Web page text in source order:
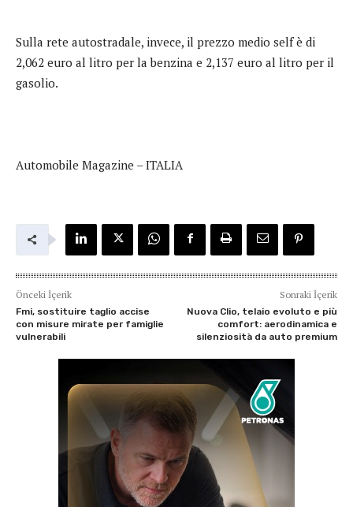
Sulla rete autostradale, invece, il prezzo medio self è di
2,062 euro al litro per la benzina e 2,137 euro al litro per il
gasolio.
Automobile Magazine – ITALIA
Önceki İçerik
Fmi, sostituire taglio accise
con misure mirate per famiglie
vulnerabili
Sonraki İçerik
Nuova Clio, telaio evoluto e più
comfort: aerodinamica e
silenziosità da auto premium